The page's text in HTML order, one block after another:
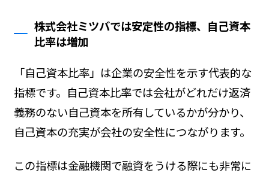
株式会社ミツバでは安定性の指標、自己資本
比率は増加
「自己資本比率」は企業の安全性を示す代表的な
指標です。自己資本比率では会社がどれだけ返済
義務のない自己資本を所有しているかが分かり、
自己資本の充実が会社の安全性につながります。
この指標は金融機関で融資をうける際にも非常に